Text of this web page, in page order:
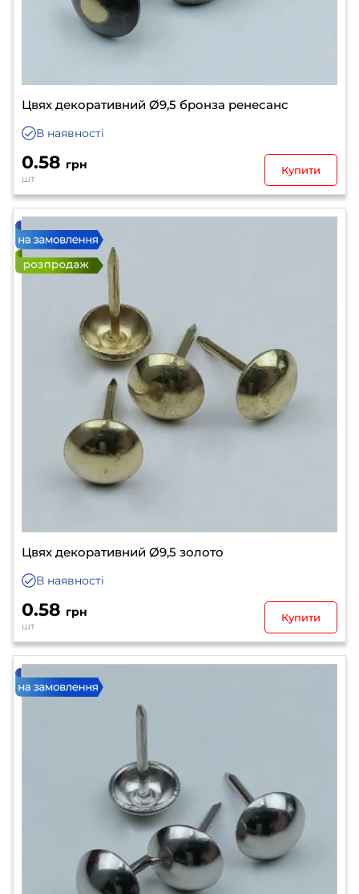
Цвях декоративний Ø9,5 бронза ренесанс
В наявності
0.58 грн
шт
Купити
Цвях декоративний Ø9,5 золото
В наявності
0.58 грн
шт
Купити